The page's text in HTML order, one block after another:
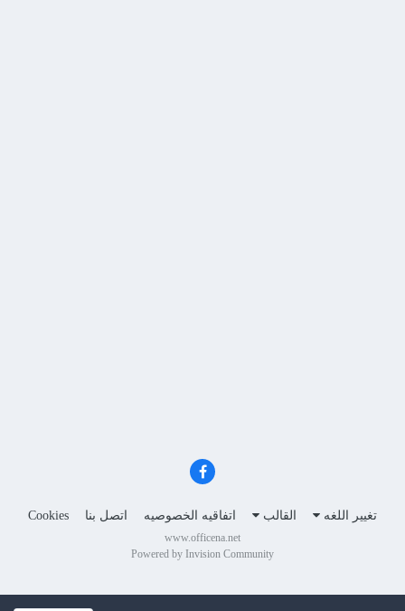
تغيير اللغه القالب اتفاقيه الخصوصيه اتصل بنا Cookies
www.officena.net
Powered by Invision Community